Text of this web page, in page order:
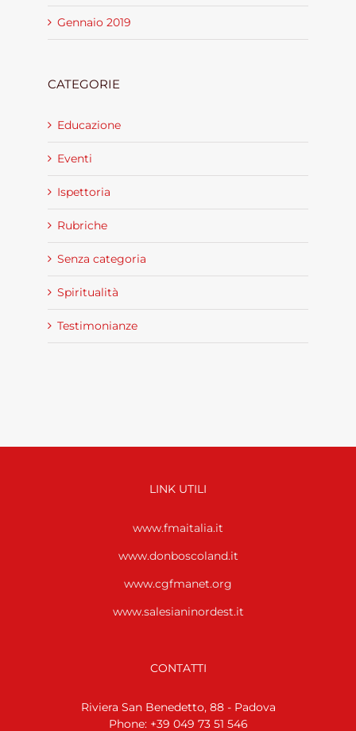
Gennaio 2019
CATEGORIE
Educazione
Eventi
Ispettoria
Rubriche
Senza categoria
Spiritualità
Testimonianze
LINK UTILI
www.fmaitalia.it
www.donboscoland.it
www.cgfmanet.org
www.salesianinordest.it
CONTATTI
Riviera San Benedetto, 88 - Padova
Phone: +39 049 73 51 546